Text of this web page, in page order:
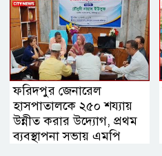
ফরিদপুর জেনারেল
হাসপাতালকে ২৫০ শয্যায়
উন্নীত করার উদ্যোগ, প্রথম
ব্যবস্থাপনা সভায় এমপি